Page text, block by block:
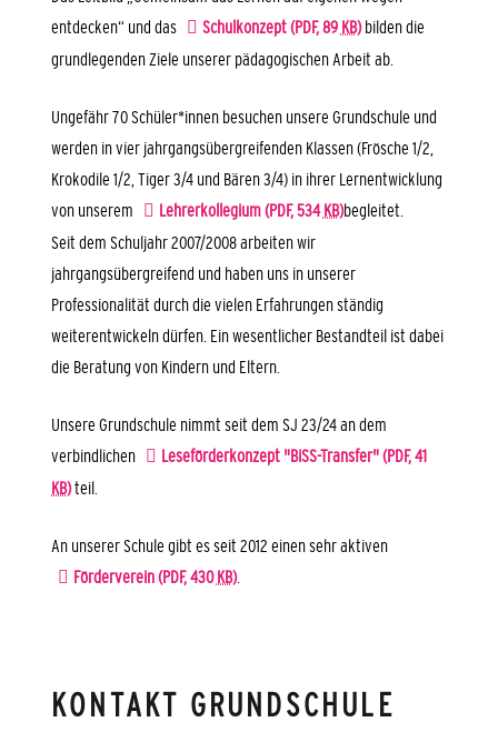
entdecken“ und das
Schulkonzept(PDF, 89 KB)bilden die
grundlegenden Ziele unserer pädagogischen Arbeit ab.
Ungefähr 70 Schüler*innen besuchen unsere Grundschule und
werden in vier jahrgangsübergreifenden Klassen (Frösche 1/2,
Krokodile 1/2, Tiger 3/4 und Bären 3/4) in ihrer Lernentwicklung
von unserem
Lehrerkollegium(PDF, 534KB)begleitet.
Seit dem Schuljahr 2007/2008 arbeiten wir
jahrgangsübergreifend und haben uns in unserer
Professionalität durch die vielen Erfahrungen ständig
weiterentwickeln dürfen. Ein wesentlicher Bestandteil ist dabei
die Beratung von Kindern und Eltern.
Unsere Grundschule nimmt seit dem SJ 23/24 an dem
verbindlichen
Leseförderkonzept "BiSS-Transfer"(PDF, 41
KB)teil.
An unserer Schule gibt es seit 2012 einen sehr aktiven
Förderverein(PDF, 430KB).
KONTAKT GRUNDSCHULE